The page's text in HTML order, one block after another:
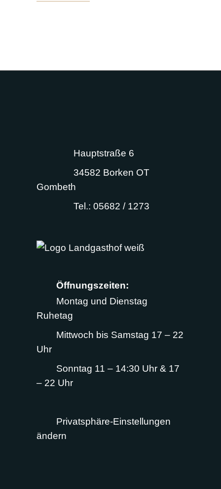
Hauptstraße 6
34582 Borken OT
Gombeth
Tel.: 05682 / 1273
Öffnungszeiten:
Montag und Dienstag
Ruhetag
Mittwoch bis Samstag 17 – 22
Uhr
Sonntag 11 – 14:30 Uhr & 17
– 22 Uhr
Privatsphäre-Einstellungen
ändern